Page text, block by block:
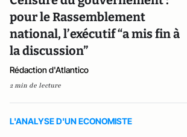
pour le Rassemblement
national, l’exécutif “a mis fin à
la discussion”
Rédaction d'Atlantico
2 min de lecture
L'ANALYSE D'UN ECONOMISTE